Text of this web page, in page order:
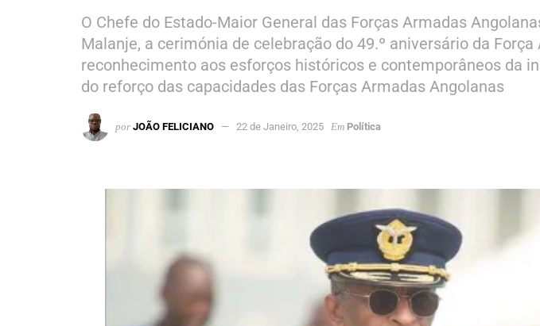
O Chefe do Estado-Maior General das Forças Armadas
Malanje, a cerimónia de celebração do 49.º aniversário da
reconhecimento aos esforços históricos e contemporâneos da
do reforço das capacidades das Forças Armadas Angolanas
por JOÃO FELICIANO 22 de Janeiro, 2025 Em Política